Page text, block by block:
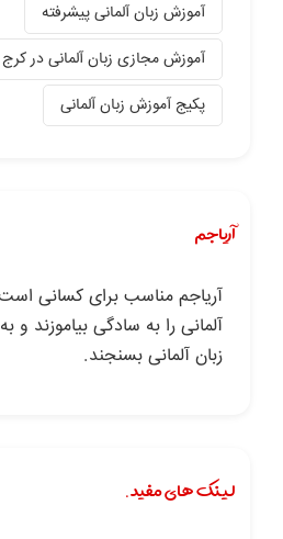
آموزش زبان آلمانی پیشرفته
آموزش مجازی زبان آلمانی در کرج
پکیج آموزش زبان آلمانی
آریاجم
آریاجم مناسب برای کسانی
آلمانی را به سادگی بیاموزند و
زبان آلمانی بسنجند.
لینک های مفید.